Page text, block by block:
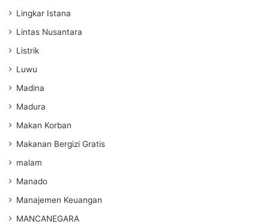
Lingkar Istana
Lintas Nusantara
Listrik
Luwu
Madina
Madura
Makan Korban
Makanan Bergizi Gratis
malam
Manado
Manajemen Keuangan
MANCANEGARA